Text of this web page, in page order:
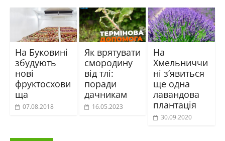
На Буковині
збудують
нові
фруктосхови
ща
07.08.2018
Як врятувати
смородину
від тлі:
поради
дачникам
16.05.2023
На
Хмельниччи
ні з’явиться
ще одна
лавандова
плантація
30.09.2020